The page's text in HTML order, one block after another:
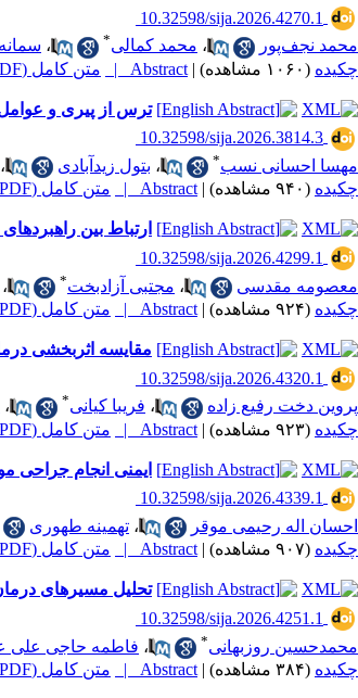
‎ 10.32598/sija.2026.4270.1
محمد نجف‌پور
، محمد کمالی* ،
چکیده (۱۰۶۰ مشاهده) |
Abstract | متن کامل (PDF)
ترس از پیری و عوامل
‎ 10.32598/sija.2026.3814.3
مهسا احسانی نسب* ، بتول زیدآبادی ،
چکیده (۹۴۰ مشاهده) |
Abstract | متن کامل (PDF)
ارتباط بین
‎ 10.32598/sija.2026.4299.1
معصومه مقدسی
، مجتبی آزادبخت* ،
چکیده (۹۲۴ مشاهده) |
Abstract | متن کامل (PDF)
مقایسه اثربخشی
‎ 10.32598/sija.2026.4320.1
پروین دخت رفیع زاده
، فریبا کیانی* ،
چکیده (۹۲۳ مشاهده) |
Abstract | متن کامل (PDF)
ایمنی انجام جراحی
‎ 10.32598/sija.2026.4339.1
احسان اله رحیمی موقر
، تهمینه طهوری
چکیده (۹۰۷ مشاهده) |
Abstract | متن کامل (PDF)
تحلیل مسیرهای درمان
‎ 10.32598/sija.2026.4251.1
محمدحسین روزبهانی* ، فاطمه حاجی علی
چکیده (۳۸۴ مشاهده) |
Abstract | متن کامل (PDF)